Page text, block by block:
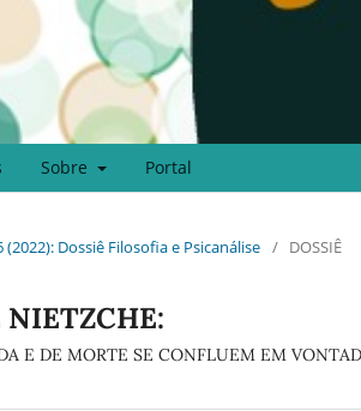
Sobre Portal
(2022): Dossiê Filosofia e Psicanálise / DOSSIÊ
NIETZCHE:
E DE MORTE SE CONFLUEM EM